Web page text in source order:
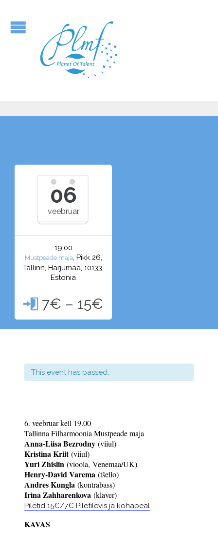
06
veebruar
19:00
Mustpeade maja, Pikk 26,
Tallinn, Harjumaa, 10133,
Estonia
 7€ – 15€
This event has passed.
6. veebruar kell 19.00
Tallinna Filharmoonia Mustpeade maja
Anna-Liisa Bezrodny (viiul)
Kristina Kriit(viiul)
Yuri Zhislin (vioola, Venemaa/UK)
Henry-David Varema (tšello)
Andres Kungla (kontrabass)
Irina Zahharenkova (klaver)
Piletid 15€/7€ Piletilevis ja kohapeal
KAVAS